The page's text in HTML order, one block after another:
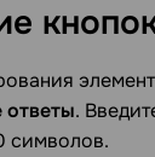
.
символов.